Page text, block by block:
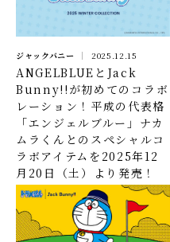
ジャックバニー 2025.12.15
ANGELBLUEとJack
Bunny!!が初めてのコラボ
レーション！平成の代表格
「エンジェルブルー」ナカ
ムラくんとのスペシャルコ
ラボアイテムを2025年12
月20日（土）より発売！